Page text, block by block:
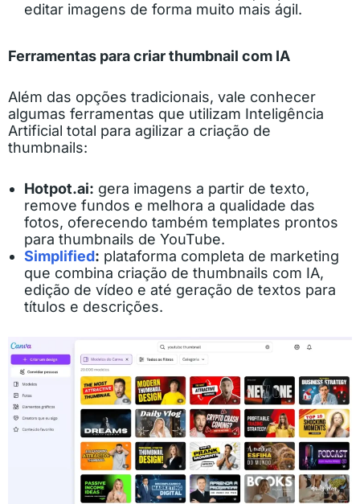
editar imagens de forma muito mais ágil.
Ferramentas para criar thumbnail com IA
Além das opções tradicionais, vale conhecer
algumas ferramentas que utilizam Inteligência
Artificial total para agilizar a criação de
thumbnails:
Hotpot.ai: gera imagens a partir de texto,
remove fundos e melhora a qualidade das
fotos, oferecendo também templates prontos
para thumbnails de YouTube.
Simplified: plataforma completa de marketing
que combina criação de thumbnails com IA,
edição de vídeo e até geração de textos para
títulos e descrições.